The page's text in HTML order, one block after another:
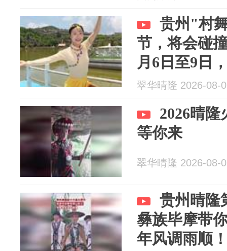
贵州"村
节，将会碰
月6日至9日
翠华晴隆 2026-08-
2026晴
等你来
翠华晴隆 2026-08-
贵州晴隆
彝族毕摩带
年风调雨顺